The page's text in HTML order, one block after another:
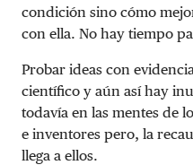
condición sino cómo
con ella. No hay tiempo
Probar ideas con
científico y aún así hay
todavía en las mentes de
e inventores pero, la
llega a ellos.